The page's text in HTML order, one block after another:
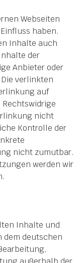
Webseiten
haben.
Inhalte auch
der
Anbieter oder
verlinkten
auf
nicht
Kontrolle der
nicht zumutbar.
werden wir
Inhalte und
dem deutschen